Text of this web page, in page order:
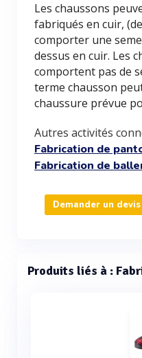
Les chaussons
fabriqués en cuir,
comporter une
dessus en cuir. Les
comportent pas de
terme chausson
chaussure prévue
Autres activités
Fabrication de
Fabrication de
Demander un
Produits liés à :